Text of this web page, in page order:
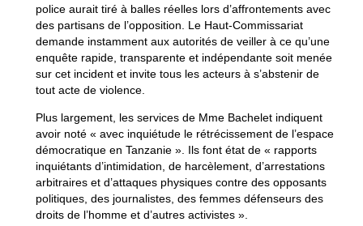
police aurait tiré à balles réelles lors d’affrontements avec
des partisans de l’opposition. Le Haut-Commissariat
demande instamment aux autorités de veiller à ce qu’une
enquête rapide, transparente et indépendante soit menée
sur cet incident et invite tous les acteurs à s’abstenir de
tout acte de violence.
Plus largement, les services de Mme Bachelet indiquent
avoir noté « avec inquiétude le rétrécissement de l’espace
démocratique en Tanzanie ». Ils font état de « rapports
inquiétants d’intimidation, de harcèlement, d’arrestations
arbitraires et d’attaques physiques contre des opposants
politiques, des journalistes, des femmes défenseurs des
droits de l’homme et d’autres activistes ».